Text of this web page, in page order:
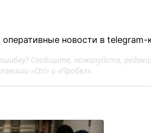
новости в telegram-
Сообщите, пожалуйста,
«Ctrl» и «Пробел»